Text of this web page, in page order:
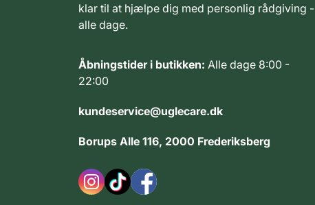
klar til at hjælpe dig med personlig rådgiving -
alle dage.
Åbningstider i butikken: Alle dage 8:00 -
22:00
kundeservice@uglecare.dk
Borups Alle 116, 2000 Frederiksberg